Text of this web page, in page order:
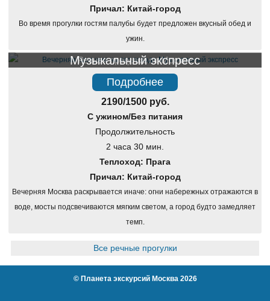
Причал: Китай-город
Во время прогулки гостям палубы будет предложен вкусный обед и
ужин.
Речная прогулка по Москве
Музыкальный экспресс
Подробнее
2190/1500 руб.
С ужином/Без питания
Продолжительность
2 часа 30 мин.
Теплоход: Прага
Причал: Китай-город
Вечерняя Москва раскрывается иначе: огни набережных отражаются в
воде, мосты подсвечиваются мягким светом, а город будто замедляет
темп.
Все речные прогулки
© Планета экскурсий Москва2026